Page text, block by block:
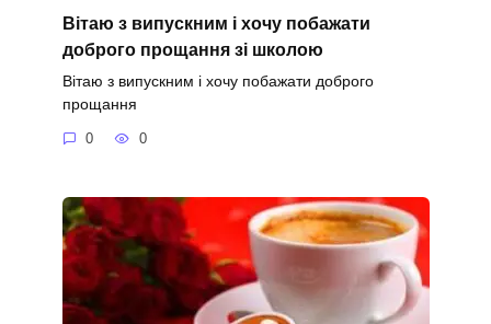
Вітаю з випускним і хочу побажати
доброго прощання зі школою
Вітаю з випускним і хочу побажати доброго
прощання
0 0